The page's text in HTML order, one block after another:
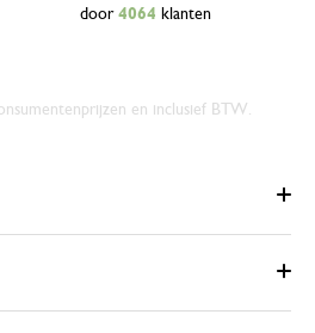
door 4064 klanten
en inclusief BTW.